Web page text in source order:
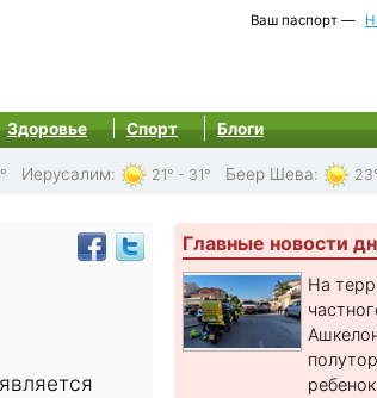
Ваш паспорт —
Здоровье Спорт Блоги
Иерусалим: 21° - 31° Беер Шева:
Главные новости
На
ребенок